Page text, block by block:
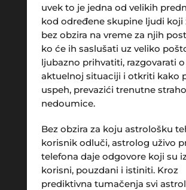
uvek to je jedna od velikih
kod određene skupine ljudi koji
bez obzira na vreme za njih
ko će ih saslušati uz veliko
ljubazno prihvatiti, razgovarati o
aktuelnoj situaciji i otkriti kako
uspeh, prevazići trenutne
nedoumice.
Bez obzira za koju astrološku
korisnik odluči, astrolog uživo
telefona daje odgovore koji su
korisni, pouzdani i istiniti. Kroz
prediktivna tumačenja svi